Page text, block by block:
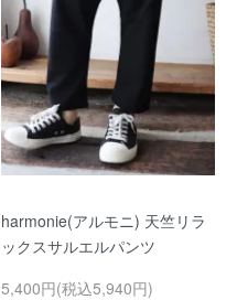
harmonie(アルモニ) 天竺リラ
ックスサルエルパンツ
5,400円(税込5,940円)